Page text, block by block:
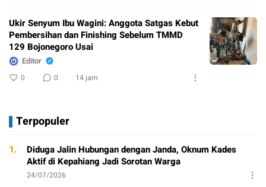
Ukir Senyum Ibu Wagini: Anggota Satgas Kebut
Pembersihan dan Finishing Sebelum TMMD
129 Bojonegoro Usai
Editor
0 0 14 jam
Terpopuler
1.
Diduga Jalin Hubungan dengan Janda, Oknum Kades
Aktif di Kepahiang Jadi Sorotan Warga
24/07/2026